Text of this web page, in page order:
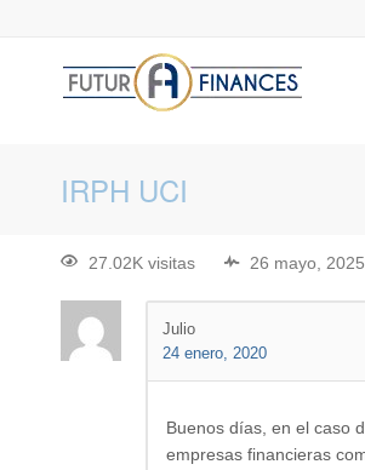
IRPH UCI
27.02K visitas 26 mayo, 2025
Julio
24 enero, 2020
Buenos días, en el caso
empresas financieras